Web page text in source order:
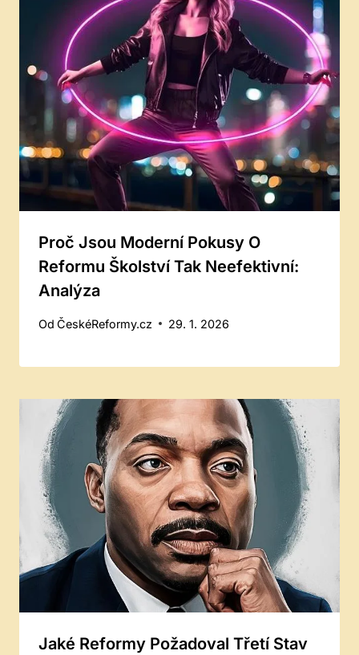
Proč Jsou Moderní Pokusy O
Reformu Školství Tak Neefektivní:
Analýza
Od ČeskéReformy.cz 29. 1. 2026
Jaké Reformy Požadoval Třetí Stav